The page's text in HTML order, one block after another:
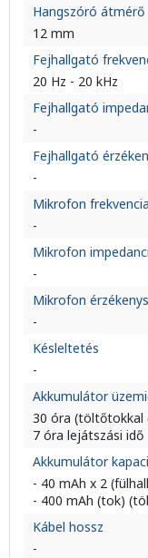
Hangszóró átmérő
12 mm
Fejhallgató
20 Hz - 20 kHz
Fejhallgató
-
Fejhallgató
-
Mikrofon frekvencia
-
Mikrofon
-
Mikrofon
-
Késleltetés
-
Akkumulátor
30 óra (töltőtokkal
7 óra lejátszási idő
Akkumulátor
- 40 mAh x 2
- 400 mAh (tok)
Kábel hossz
-